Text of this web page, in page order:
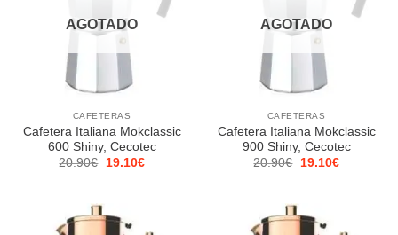
AGOTADO
CAFETERAS
Cafetera Italiana Mokclassic
600 Shiny, Cecotec
20.90€
El
19.10€El
AGOTADO
CAFETERAS
Cafetera Italiana Mokclassic
900 Shiny, Cecotec
20.90€
El
19.10€El